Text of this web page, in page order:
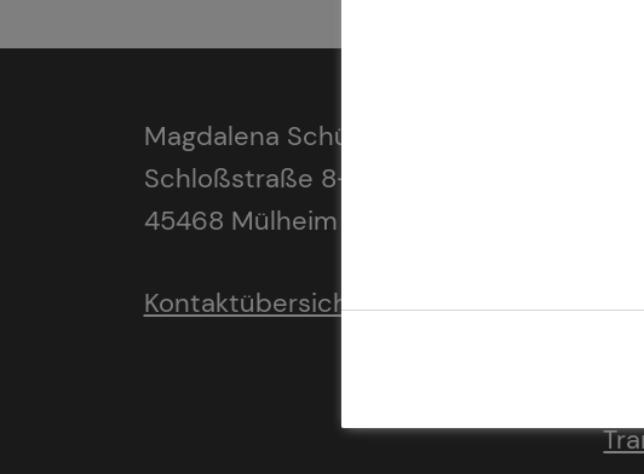
Magdalena Schüren
Schloßstraße 8-10
45468 Mülheim an der Ruhr
Kontaktübersicht